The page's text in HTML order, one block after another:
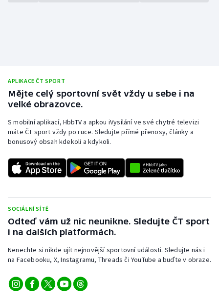
APLIKACE ČT SPORT
Mějte celý sportovní svět vždy u sebe i na
velké obrazovce.
S mobilní aplikací, HbbTV a apkou iVysílání ve své chytré televizi
máte ČT sport vždy po ruce. Sledujte přímé přenosy, články a
bonusový obsah kdekoli a kdykoli.
SOCIÁLNÍ SÍTĚ
Odteď vám už nic neunikne. Sledujte ČT sport
i na dalších platformách.
Nenechte si nikde ujít nejnovější sportovní události. Sledujte nás i
na Facebooku, X, Instagramu, Threads či YouTube a buďte v obraze.